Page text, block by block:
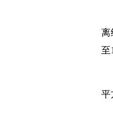
离
至
平